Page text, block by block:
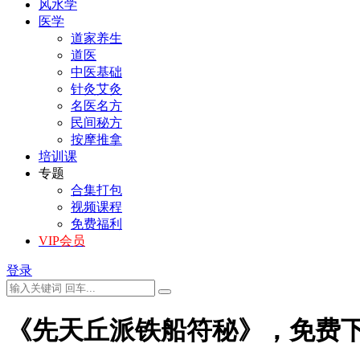
风水学
医学
道家养生
道医
中医基础
针灸艾灸
名医名方
民间秘方
按摩推拿
培训课
专题
合集打包
视频课程
免费福利
VIP会员
登录
《先天丘派铁船符秘》，免费